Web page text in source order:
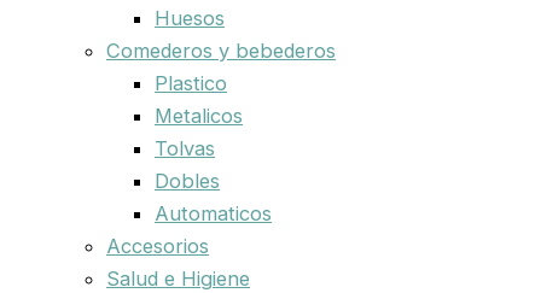
Huesos
Comederos y bebederos
Plastico
Metalicos
Tolvas
Dobles
Automaticos
Accesorios
Salud e Higiene